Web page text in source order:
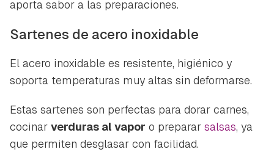
aporta sabor a las preparaciones.
Sartenes de acero inoxidable
El acero inoxidable es resistente, higiénico y
soporta temperaturas muy altas sin deformarse.
Estas sartenes son perfectas para dorar carnes,
cocinar verduras al vapor o preparar salsas, ya
que permiten desglasar con facilidad.